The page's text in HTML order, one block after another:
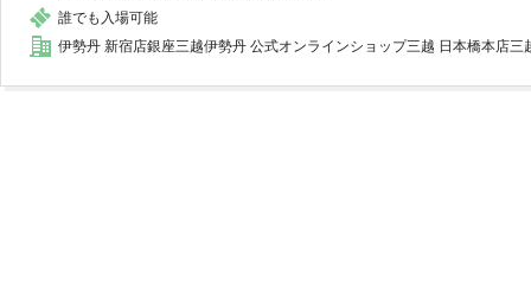
誰でも入場可能
伊勢丹 新宿店銀座三越伊勢丹 公式オンラインショップ三越 日本橋本店